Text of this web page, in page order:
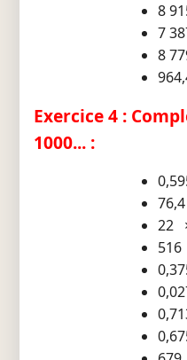
8
7
8
Exercice 4 :
1000... :
22